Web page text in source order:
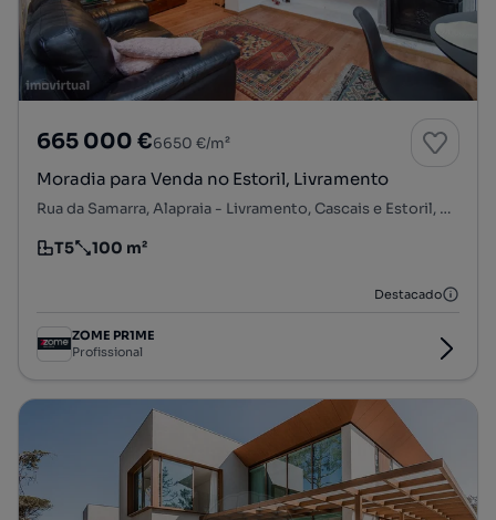
665 000 €6650 €/m²
Moradia para Venda no Estoril, Livramento
Rua da Samarra, Alapraia - Livramento, Cascais e Estoril, Cascais, Lisboa
Tipologia
T5
Preço por metro quadrado
100 m²
Destacado
ZOME PR1ME
Profissional